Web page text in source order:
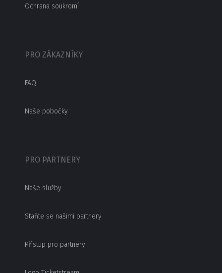
Ochrana soukromí
PRO ZÁKAZNÍKY
FAQ
Naše pobočky
PRO PARTNERY
Naše služby
Staňte se našimi partnery
Přístup pro partnery